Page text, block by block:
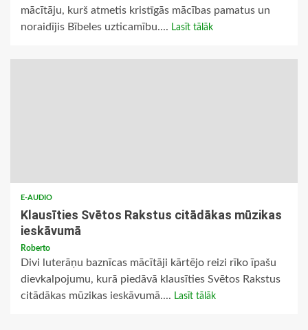
mācītāju, kurš atmetis kristīgās mācības pamatus un
noraidījis Bībeles uzticamību.... Lasīt tālāk
E-AUDIO
Klausīties Svētos Rakstus citādākas mūzikas
ieskāvumā
Roberto
Divi luterāņu baznīcas mācītāji kārtējo reizi rīko īpašu
dievkalpojumu, kurā piedāvā klausīties Svētos Rakstus
citādākas mūzikas ieskāvumā.... Lasīt tālāk